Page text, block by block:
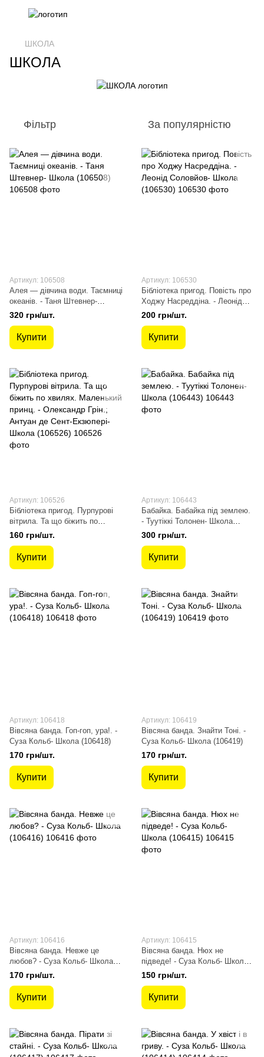
ШКОЛА
ШКОЛА
Фільтр За популярністю
Артикул: 106508
Алея — дівчина води. Таємниці
океанів. - Таня Штевнер-
Школа (106508)
320 грн/шт.
Купити
Артикул: 106530
Бібліотека пригод. Повість про
Ходжу Насреддіна. - Леонід
Соловйов- Школа (106530)
200 грн/шт.
Купити
Артикул: 106526
Бібліотека пригод. Пурпурові
вітрила. Та що біжить по
хвилях. Маленький принц. -
Олександр Грін.; Антуан де
Сент-Екзюпері- Школа (106526)
160 грн/шт.
Купити
Артикул: 106443
Бабайка. Бабайка під землею.
- Туутіккі Толонен- Школа
(106443)
300 грн/шт.
Купити
Артикул: 106418
Вівсяна банда. Гоп-гоп, ура!. -
Суза Кольб- Школа (106418)
170 грн/шт.
Купити
Артикул: 106419
Вівсяна банда. Знайти Тоні. -
Суза Кольб- Школа (106419)
170 грн/шт.
Купити
Артикул: 106416
Вівсяна банда. Невже це
любов? - Суза Кольб- Школа
(106416)
170 грн/шт.
Купити
Артикул: 106415
Вівсяна банда. Нюх не
підведе! - Суза Кольб- Школа
(106415)
150 грн/шт.
Купити